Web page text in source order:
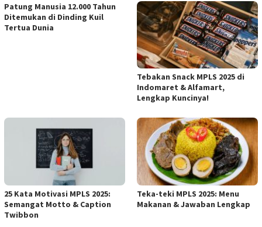
Patung Manusia 12.000 Tahun
Ditemukan di Dinding Kuil
Tertua Dunia
Tebakan Snack MPLS 2025 di
Indomaret & Alfamart,
Lengkap Kuncinya!
25 Kata Motivasi MPLS 2025:
Semangat Motto & Caption
Twibbon
Teka-teki MPLS 2025: Menu
Makanan & Jawaban Lengkap